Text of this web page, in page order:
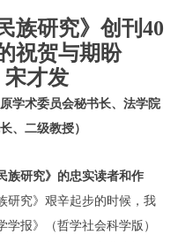
族研究》创刊 40
祝贺与期盼
宋才发
学术委员会秘书长、法学院
、二级教授）
族研究》的忠实读者和作
研究》艰辛起步的时候，我
学报》（哲学社会科学版）